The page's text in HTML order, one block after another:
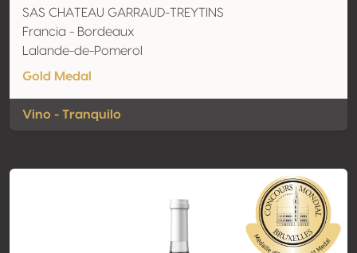
SAS CHATEAU GARRAUD-TREYTINS
Francia - Bordeaux
Lalande-de-Pomerol
Gold Medal
Vino - Tranquilo